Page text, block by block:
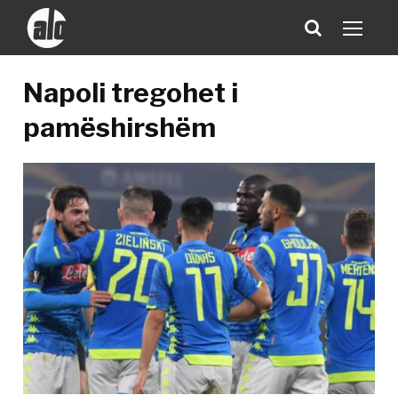
Napoli tregohet i
pamëshirshëm